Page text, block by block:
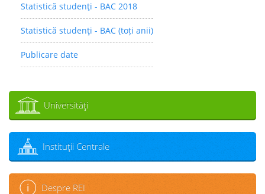
Statistică studenţi - BAC 2018
Statistică studenţi - BAC (toți anii)
Publicare date
Universităţi
Instituţii Centrale
Despre REI